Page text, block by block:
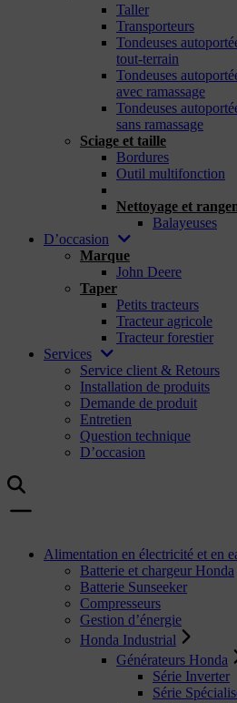
Taller
Transporteurs
Tondeuses
tout-terrain
Tondeuses
avec ramassage
Tondeuses
sans ramassage
Sciage et taille
Bordures
Outil multifonction
Nettoyage et
Balayeuses
D’occasion
Marque
John Deere
Taper
Petits tracteurs
Tracteur agricole
Tracteur forestier
Services
Service client & Retours
Installation de produits
Demande de produit
Entretien
Question technique
D’occasion
Alimentation en électricité et en
Batterie et chargeur Honda
Batterie Sunseeker
Compresseurs
Gestion d’énergie
Honda Industrial
Générateurs Honda
Série Inverter
Série